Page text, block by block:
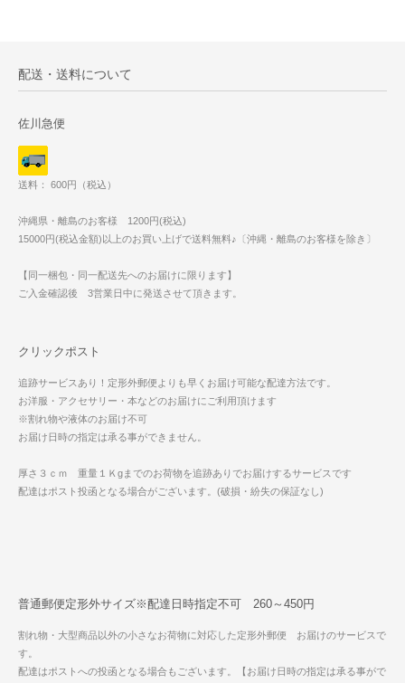
配送・送料について
佐川急便
送料： 600円（税込）
沖縄県・離島のお客様 1200円(税込)
15000円(税込金額)以上のお買い上げで送料無料♪〔沖縄・離島のお客様を除き〕
【同一梱包・同一配送先へのお届けに限ります】
ご入金確認後 3営業日中に発送させて頂きます。
クリックポスト
追跡サービスあり！定形外郵便よりも早くお届け可能な配達方法です。
お洋服・アクセサリー・本などのお届けにご利用頂けます
※割れ物や液体のお届け不可
お届け日時の指定は承る事ができません。
厚さ３ｃｍ 重量１Ｋgまでのお荷物を追跡ありでお届けするサービスです
配達はポスト投函となる場合がございます。(破損・紛失の保証なし)
普通郵便定形外サイズ※配達日時指定不可 260～450円
割れ物・大型商品以外の小さなお荷物に対応した定形外郵便 お届けのサービスで
す。
配達はポストへの投函となる場合もございます。【お届け日時の指定は承る事がで